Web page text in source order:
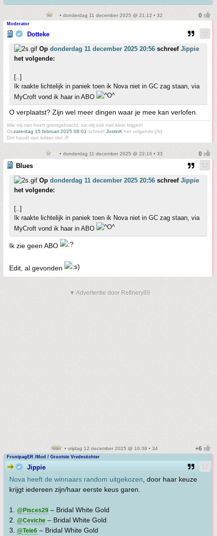
• donderdag 11 december 2025 @ 21:12 • 32
Moderator
Dotteke
Op donderdag 11 december 2025 20:56 schreef Jippie
het volgende:
[..]
Ik raakte lichtelijk in paniek toen ik Nova niet in GC zag staan, via
MyCroft vond ik haar in ABO
O verplaatst? Zijn wel meer dingen waar je mee kan verlofen.
Wie mij niet heeft grootgebracht, zal mij ook niet klein krijgen!
Opzaterdag 15 februari 2025 08:01 schreef JustinK het volgende:[/b]
Dot houdt van lekker vlot :P
• donderdag 11 december 2025 @ 22:16 • 33
Blues
Op donderdag 11 december 2025 20:56 schreef Jippie
het volgende:
[..]
Ik raakte lichtelijk in paniek toen ik Nova niet in GC zag staan, via
MyCroft vond ik haar in ABO
Ik zie geen ABO
Edit, al gevonden
▼ Advertentie door Refinery89
• vrijdag 12 december 2025 @ 16:38 • 34
FrontpagER /Mod / Grootste Vredestichter
Jippie
Nova heeft de winnaars random uitgekozen , door haar keuze
krijgt iedereen zijn/haar eerste keus garen.
1. @Pisces29 – Bridal White Gold
2. @Ceviche – Bridal White Gold
3. @Tele6 – Bridal White Gold